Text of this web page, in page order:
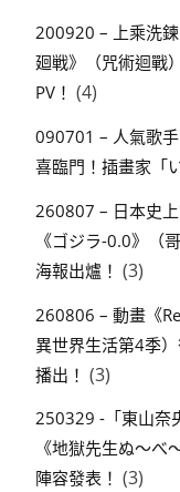
200920 – 上乘洗
廻戦》（咒術迴戰
PV！ (4)
090701 – 人氣歌
喜臨門！插畫家「
260807 – 日本史
《ゴジラ-0.0》（
海報出爐！ (3)
260806 – 動畫《
異世界生活第4季
播出！ (3)
250329 -「東山奈
《地獄先生ぬ～
陣容發表！ (3)